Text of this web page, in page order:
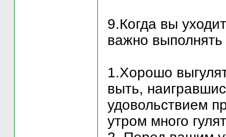
9.Когда вы
важно
1.Хорошо
выть,
удовольствием
утром много